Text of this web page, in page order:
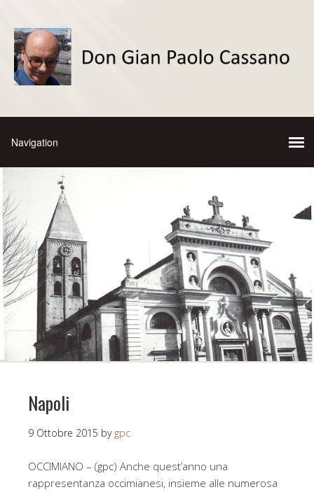
Napoli
9 Ottobre 2015 by gpc
OCCIMIANO – (gpc) Anche quest’anno una
rappresentanza occimianesi, insieme alle numerosa